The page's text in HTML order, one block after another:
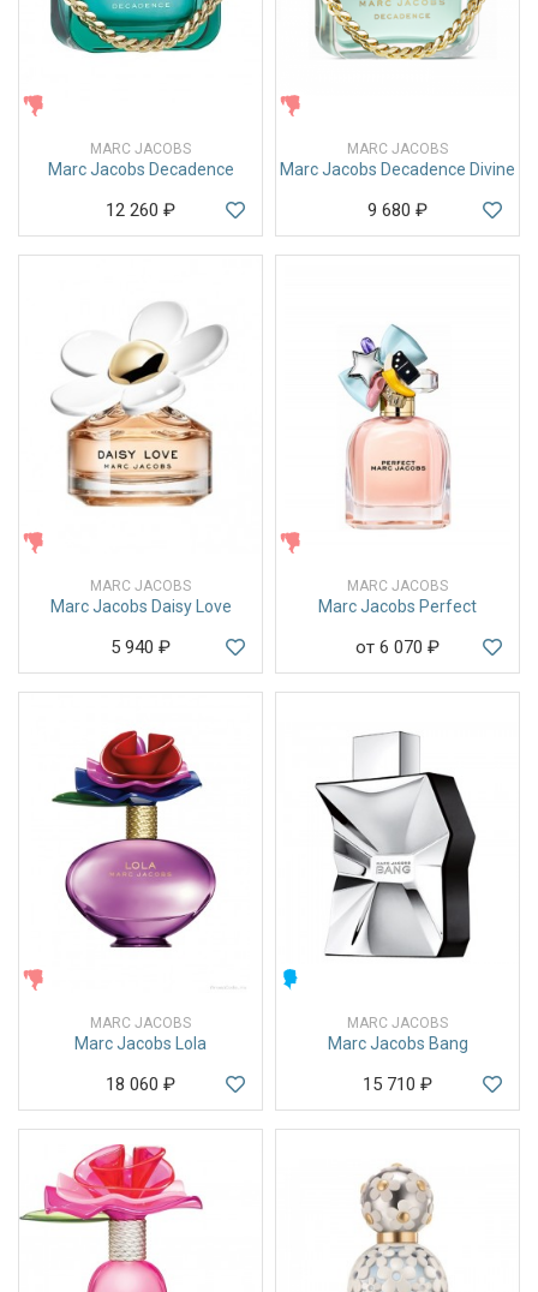
MARC JACOBS
Marc Jacobs Decadence
12 260 ₽
MARC JACOBS
Marc Jacobs Decadence Divine
9 680 ₽
MARC JACOBS
Marc Jacobs Daisy Love
5 940 ₽
MARC JACOBS
Marc Jacobs Perfect
от 6 070 ₽
MARC JACOBS
Marc Jacobs Lola
18 060 ₽
MARC JACOBS
Marc Jacobs Bang
15 710 ₽